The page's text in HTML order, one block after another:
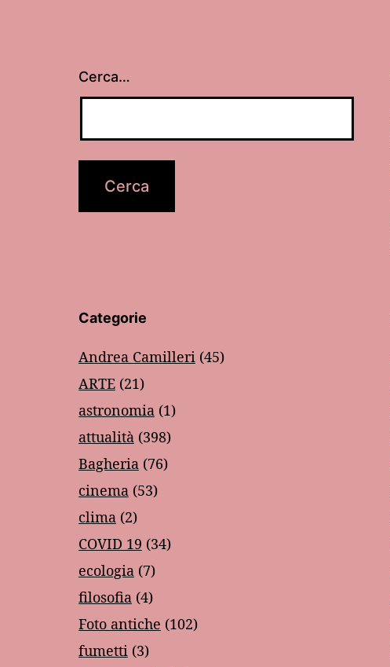
Cerca…
Categorie
Andrea Camilleri (45)
ARTE (21)
astronomia (1)
attualità (398)
Bagheria (76)
cinema (53)
clima (2)
COVID 19 (34)
ecologia (7)
filosofia (4)
Foto antiche (102)
fumetti (3)